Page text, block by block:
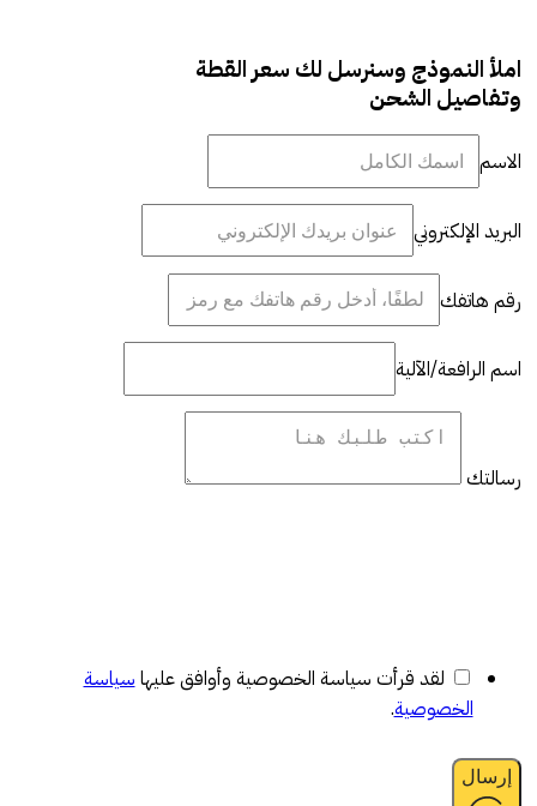
املأ النموذج وسنرسل لك سعر القطة
وتفاصيل الشحن
الاسم
البريد الإلكتروني
رقم هاتفك
اسم الرافعة/الآلية
رسالتك
لقد قرأت سياسة الخصوصية وأوافق عليها سياسة
الخصوصية.
إرسال